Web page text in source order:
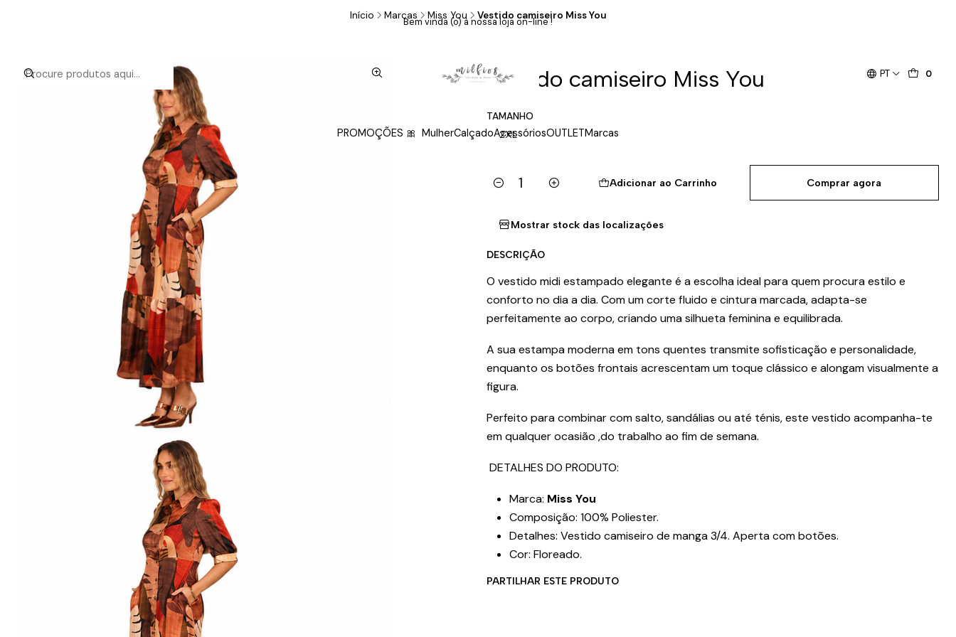
PT 0
PROMOÇÕES 🎀 MulherCalçadoAcessóriosOUTLETMarcas
Bem vinda (o) à nossa loja on-line !
Início Marcas Miss You Vestido camiseiro Miss You
Vestido camiseiro Miss You
TAMANHO
2XL
Quantidade
Adicionar ao Carrinho Comprar agora
Mostrar stock das localizações
DESCRIÇÃO
O vestido midi estampado elegante é a escolha ideal para quem procura estilo e
conforto no dia a dia. Com um corte fluido e cintura marcada, adapta-se
perfeitamente ao corpo, criando uma silhueta feminina e equilibrada.
A sua estampa moderna em tons quentes transmite sofisticação e personalidade,
enquanto os botões frontais acrescentam um toque clássico e alongam visualmente a
figura.
Perfeito para combinar com salto, sandálias ou até ténis, este vestido acompanha-te
em qualquer ocasião ,do trabalho ao fim de semana.
DETALHES DO PRODUTO:
Marca: Miss You
Composição: 100% Poliester.
Detalhes: Vestido camiseiro de manga 3/4. Aperta com botões.
Cor: Floreado.
PARTILHAR ESTE PRODUTO